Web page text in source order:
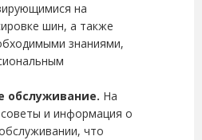
на
шин, а также
знаниями,
обслуживание. На
и информация о
что